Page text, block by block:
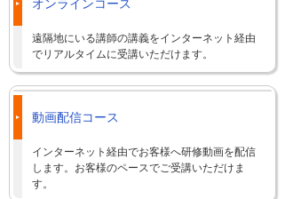
オンラインコース
遠隔地にいる講師の講義をインターネット経由
でリアルタイムに受講いただけます。
動画配信コース
インターネット経由でお客様へ研修動画を配信
します。お客様のペースでご受講いただけま
す。